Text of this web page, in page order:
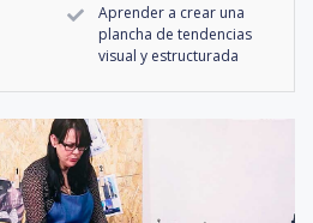
Aprender a crear una
plancha de tendencias
visual y estructurada